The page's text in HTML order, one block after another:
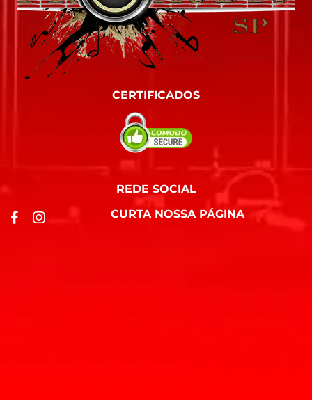
CERTIFICADOS
REDE SOCIAL
CURTA NOSSA PÁGINA